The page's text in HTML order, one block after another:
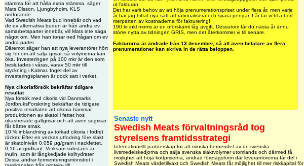
stämma för att hålla extra stämma, säger
Mats Olsson, Ljungbyholm, KLS
ordförande.
Vad Swedish Meats bud innebär och vad
de ev alternativa buden är från andra ev
samarbetsparter innebär, vill Mats inte säga
något om. Men han tonar ned frågan om ev
andra parter.
Däremot säger han att nya leverantörer hört
sig för om att sälja grisar, så volymerna kan
öka. Investeringen på 100 mkr är den som
beslutades i våras, varav 50 mkr till
styckning i Kalmar. Inget del av
investeringsplanen är dock satt i verket.
Nya cikoriaförsök bekräftar tidigare
resultat
Nya försök med cikoria vid Danmarks
JordbruksForskning bekräftar de tidigare
positiva resultaten att cikoria hämmar
produktionen av skatol i fettet hos
okastrerade galtgrisar och att även sogrisar
får bättre smak.
10 % inblandning av torkad cikoria i fodret
räcker. Efter en veckas utfodring före slakt
är skatolnivån 0,059 µg/gram i nackfettet.
0,16 är godkänt. Verksam substans är
inulin, som är långkedjade kolhydrater.
Dessa ändrar fermenteringsmönstret i
ut fakturan.
Det har varit behov av att höja prenumerationspriset under flera år, men varje
år har jag hittat nya sätt att rationalisera och spara pengar. I år tar vi bl a bort
merparten av kostnaderna för fakturering!
190 kr inkl moms är en oförskämt låg avgift. Dessutom får du nästa år ännu
större nytta av tidningen GRIS, men det återkommer vi till senare.
Fakturorna är ändrade från 13 december, så att även betalare av flera
prenumerationer kan skriva in de rätta beloppen
Senaste nytt
Swedish Meats förvaltningsråd tog
styrelsens framtidsstrategi
Internationellt partnerskap för att minska beroendet av de svenska
livsmedelskedjorna och sälja svenska slaktvolymer utomlands och därmed få
möjlighet att höja köttpriserna, ändrad företagsform där leverantörerna får del i
Swedish Meats värdetillväxt och Swedish Meats får möjlighet till mer riskkapital för